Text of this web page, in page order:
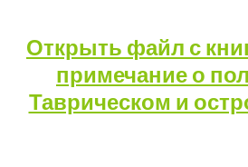
Открыть файл с
примечание о
Таврическом и